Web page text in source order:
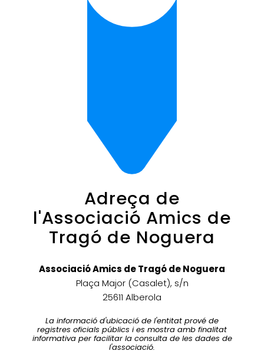
Adreça de
l'Associació Amics de
Tragó de Noguera
Associació Amics de Tragó de Noguera
Plaça Major (Casalet), s/n
25611 Alberola
La informació d'ubicació de l'entitat prové de
registres oficials públics i es mostra amb finalitat
informativa per facilitar la consulta de les dades de
l'associació.